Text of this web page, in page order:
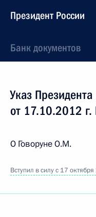
Президент России
Банк документов
Указ
от 17.10.2012
О Говоруне О.М.
Вступил в силу с 17